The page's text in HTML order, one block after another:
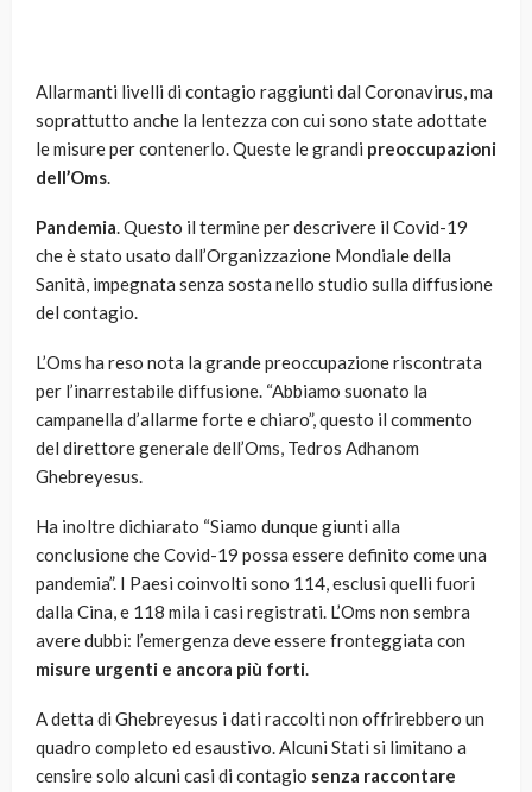
Allarmanti livelli di contagio raggiunti dal Coronavirus, ma
soprattutto anche la lentezza con cui sono state adottate
le misure per contenerlo. Queste le grandi preoccupazioni
dell’Oms.
Pandemia. Questo il termine per descrivere il Covid-19
che è stato usato dall’Organizzazione Mondiale della
Sanità, impegnata senza sosta nello studio sulla diffusione
del contagio.
L’Oms ha reso nota la grande preoccupazione riscontrata
per l’inarrestabile diffusione. “Abbiamo suonato la
campanella d’allarme forte e chiaro”, questo il commento
del direttore generale dell’Oms, Tedros Adhanom
Ghebreyesus.
Ha inoltre dichiarato “Siamo dunque giunti alla
conclusione che Covid-19 possa essere definito come una
pandemia”. I Paesi coinvolti sono 114, esclusi quelli fuori
dalla Cina, e 118 mila i casi registrati. L’Oms non sembra
avere dubbi: l’emergenza deve essere fronteggiata con
misure urgenti e ancora più forti.
A detta di Ghebreyesus i dati raccolti non offrirebbero un
quadro completo ed esaustivo. Alcuni Stati si limitano a
censire solo alcuni casi di contagio senza raccontare